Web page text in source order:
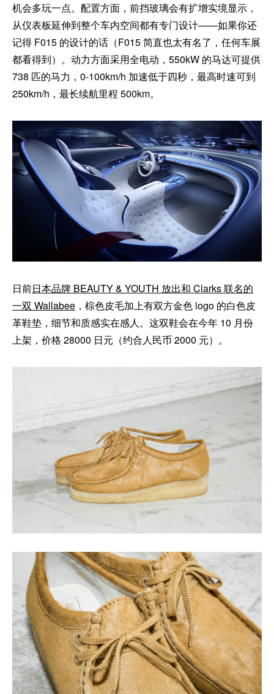
机会多玩一点。配置方面，前挡玻璃会有扩增实境显示，
从仪表板延伸到整个车内空间都有专门设计——如果你还
记得 F015 的设计的话（F015 简直也太有名了，任何车展
都看得到）。动力方面采用全电动，550kW 的马达可提供
738 匹的马力，0-100km/h 加速低于四秒，最高时速可到
250km/h，最长续航里程 500km。
日前日本品牌 BEAUTY & YOUTH 放出和 Clarks 联名的
一双 Wallabee ，棕色皮毛加上有双方金色 logo 的白色皮
革鞋垫，细节和质感实在感人。这双鞋会在今年 10 月份
上架，价格 28000 日元（约合人民币 2000 元）。